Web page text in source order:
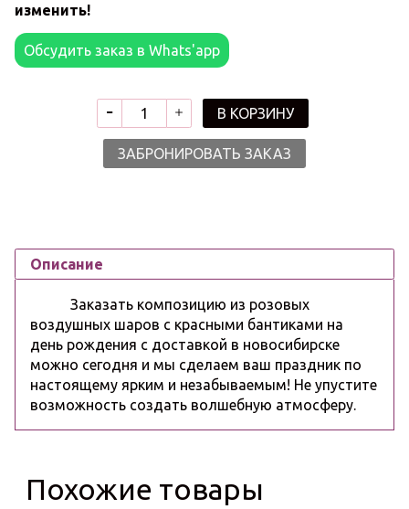
изменить!
Обсудить заказ в Whats'app
В КОРЗИНУ
ЗАБРОНИРОВАТЬ ЗАКАЗ
Описание
Заказать композицию из розовых
воздушных шаров с красными бантиками на
день рождения с доставкой в новосибирске
можно сегодня и мы сделаем ваш праздник по
настоящему ярким и незабываемым! Не упустите
возможность создать волшебную атмосферу.
Похожие товары